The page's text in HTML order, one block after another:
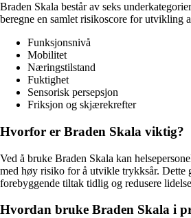
Braden Skala består av seks
beregne en samlet risikoscore for utvikling
Funksjonsnivå
Mobilitet
Næringstilstand
Fuktighet
Sensorisk persepsjon
Friksjon og skjærekrefter
Hvorfor er Braden Skala viktig?
Ved å bruke Braden Skala kan
med høy risiko for å utvikle trykksår. Dette
forebyggende tiltak tidlig og redusere
Hvordan bruke Braden Skala i